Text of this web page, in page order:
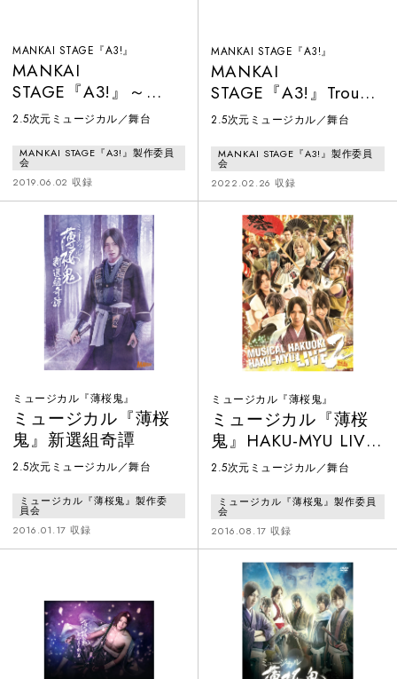
MANKAI STAGE『A3!』
MANKAI
STAGE『A3!』～
SPRING 2019～
2.5次元ミュージカル／舞台
MANKAI STAGE『A3!』製作委員
会
2019.06.02 収録
MANKAI STAGE『A3!』
MANKAI
STAGE『A3!』Troupe
LIVE～WINTER 2022
2.5次元ミュージカル／舞台
MANKAI STAGE『A3!』製作委員
会
2022.02.26 収録
ミュージカル『薄桜鬼』
ミュージカル『薄桜
鬼』新選組奇譚
2.5次元ミュージカル／舞台
ミュージカル『薄桜鬼』製作委
員会
2016.01.17 収録
ミュージカル『薄桜鬼』
ミュージカル『薄桜
鬼』HAKU-MYU LIVE
2
2.5次元ミュージカル／舞台
ミュージカル『薄桜鬼』製作委員
会
2016.08.17 収録